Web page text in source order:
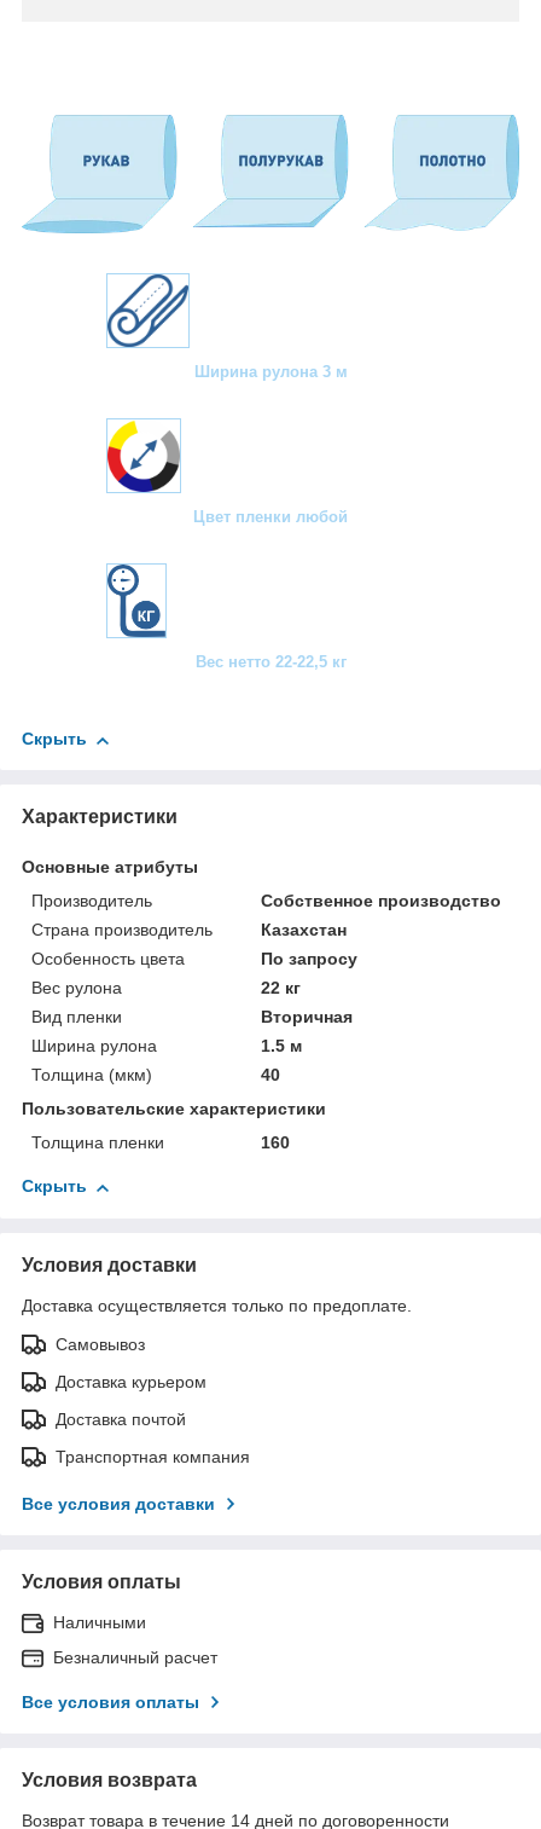
Ширина рулона 3 м
Цвет пленки любой
Вес нетто 22-22,5 кг
Скрыть
Характеристики
Основные атрибуты
Производитель
Собственное производство
Страна производитель
Казахстан
Особенность цвета
По запросу
Вес рулона
22 кг
Вид пленки
Вторичная
Ширина рулона
1.5 м
Толщина (мкм)
40
Пользовательские характеристики
Толщина пленки
160
Скрыть
Условия доставки
Доставка осуществляется только по предоплате.
Самовывоз
Доставка курьером
Доставка почтой
Транспортная компания
Все условия доставки
Условия оплаты
Наличными
Безналичный расчет
Все условия оплаты
Условия возврата
Возврат товара в течение 14 дней по договоренности